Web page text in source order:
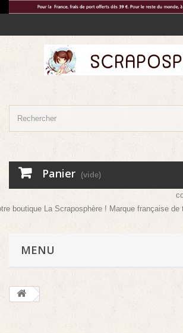
Panier (vide)
boutique La Scraposphère ! Marque française
MENU